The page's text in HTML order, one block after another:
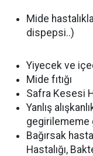
Mide
dispepsi..)
Yiyecek ve
Mide fıtığı
Safra Kesesi
Yanlış
gegirilememe
Bağırsak
Hastalığı,